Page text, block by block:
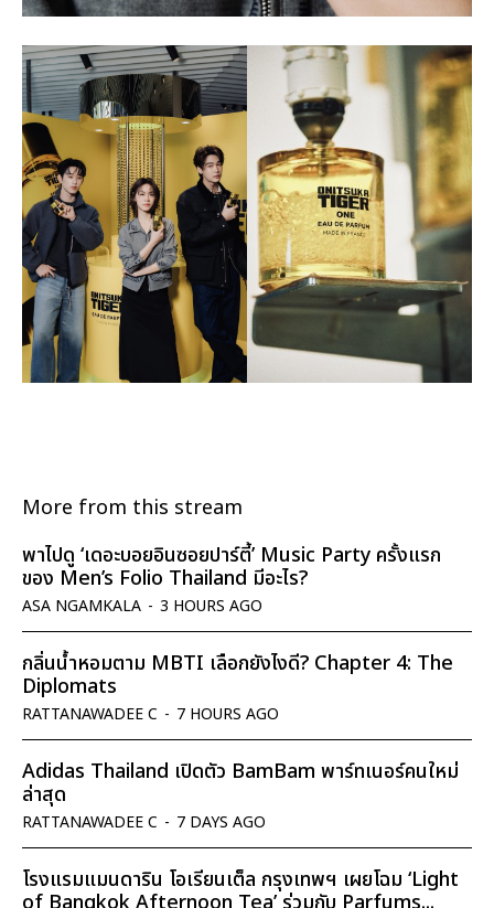
More from this stream
พาไปดู ‘เดอะบอยอินซอยปาร์ตี้’ Music Party ครั้งแรก
ของ Men’s Folio Thailand มีอะไร?
ASA NGAMKALA - 3 HOURS AGO
กลิ่นน้ำหอมตาม MBTI เลือกยังไงดี? Chapter 4: The
Diplomats
RATTANAWADEE C - 7 HOURS AGO
Adidas Thailand เปิดตัว BamBam พาร์ทเนอร์คนใหม่
ล่าสุด
RATTANAWADEE C - 7 DAYS AGO
โรงแรมแมนดาริน โอเรียนเต็ล กรุงเทพฯ เผยโฉม ‘Light